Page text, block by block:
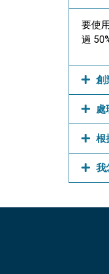
要使
過
創
處
根
我